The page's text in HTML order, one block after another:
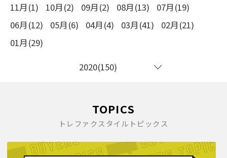
11月(1) 10月(2) 09月(2) 08月(13)
07月(19)
06月(12)
05月(6) 04月(4) 03月(41)
02月(21)
01月(29)
2020(150)
TOPICS
トレファクスタイルトピックス